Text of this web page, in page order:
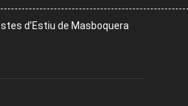
d’Estiu de Masboquera